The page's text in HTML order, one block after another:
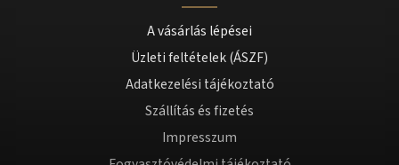
A vásárlás lépései
Üzleti feltételek (ÁSZF)
Adatkezelési tájékoztató
Szállítás és fizetés
Impresszum